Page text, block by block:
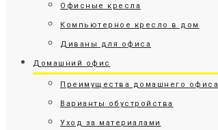
Офисные кресла
Компьютерное кресло в дом
Диваны для офиса
Домашний офис
Преимущества домашнего офиса
Варианты обустройства
Уход за материалами